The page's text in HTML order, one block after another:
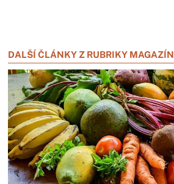
DALŠÍ ČLÁNKY Z RUBRIKY MAGAZÍN